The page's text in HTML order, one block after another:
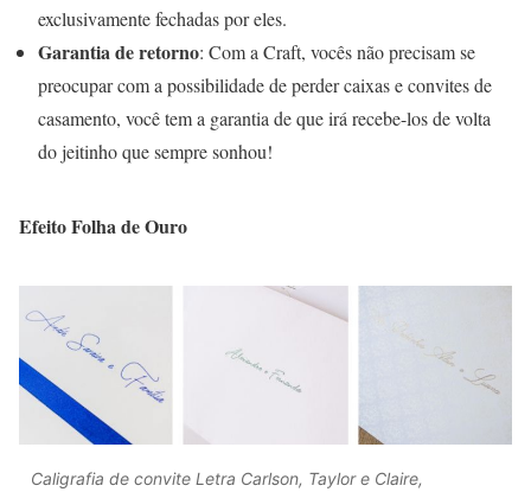
exclusivamente fechadas por eles.
Garantia de retorno: Com a Craft, vocês não precisam se
preocupar com a possibilidade de perder caixas e convites de
casamento, você tem a garantia de que irá recebe-los de volta
do jeitinho que sempre sonhou!
Efeito Folha de Ouro
Caligrafia de convite Letra Carlson, Taylor e Claire,